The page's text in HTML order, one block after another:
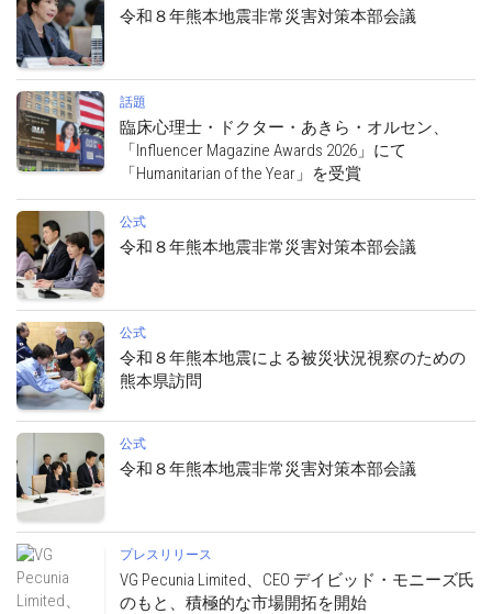
令和８年熊本地震非常災害対策本部会議
話題
臨床心理士・ドクター・あきら・オルセン、
「Influencer Magazine Awards 2026」にて
「Humanitarian of the Year」を受賞
公式
令和８年熊本地震非常災害対策本部会議
公式
令和８年熊本地震による被災状況視察のための
熊本県訪問
公式
令和８年熊本地震非常災害対策本部会議
プレスリリース
VG Pecunia Limited、CEO デイビッド・モニーズ氏
のもと、積極的な市場開拓を開始